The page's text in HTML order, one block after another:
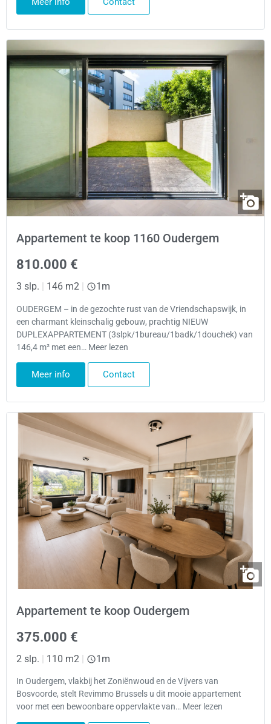
Appartement te koop 1160 Oudergem
810.000 €
3 slp. 146 m2 1m
OUDERGEM – in de gezochte rust van de Vriendschapswijk, in
een charmant kleinschalig gebouw, prachtig NIEUW
DUPLEXAPPARTEMENT (3slpk/1bureau/1badk/1douchek) van
146,4 m² met een… Meer lezen
Meer info Contact
Appartement te koop Oudergem
375.000 €
2 slp. | 110 m2 | 1m
In Oudergem, vlakbij het Zoniënwoud en de Vijvers van
Bosvoorde, stelt Revimmo Brussels u dit mooie appartement
voor met een bewoonbare oppervlakte van… Meer lezen